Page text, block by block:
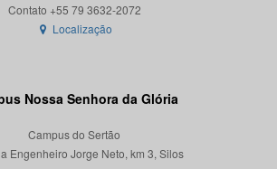
Localização
Nossa Senhora da Glória
Campus do Sertão
Engenheiro Jorge Neto, km 3, Silos